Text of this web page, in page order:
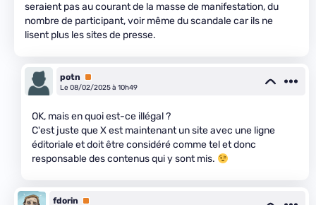
seraient pas au courant de la masse de manifestation, du
nombre de participant, voir même du scandale car ils ne
lisent plus les sites de presse.
potn
Premium
Le 08/02/2025 à 10h49
OK, mais en quoi est-ce illégal ?
C'est juste que X est maintenant un site avec une ligne
éditoriale et doit être considéré comme tel et donc
responsable des contenus qui y sont mis.
fdorin
Premium